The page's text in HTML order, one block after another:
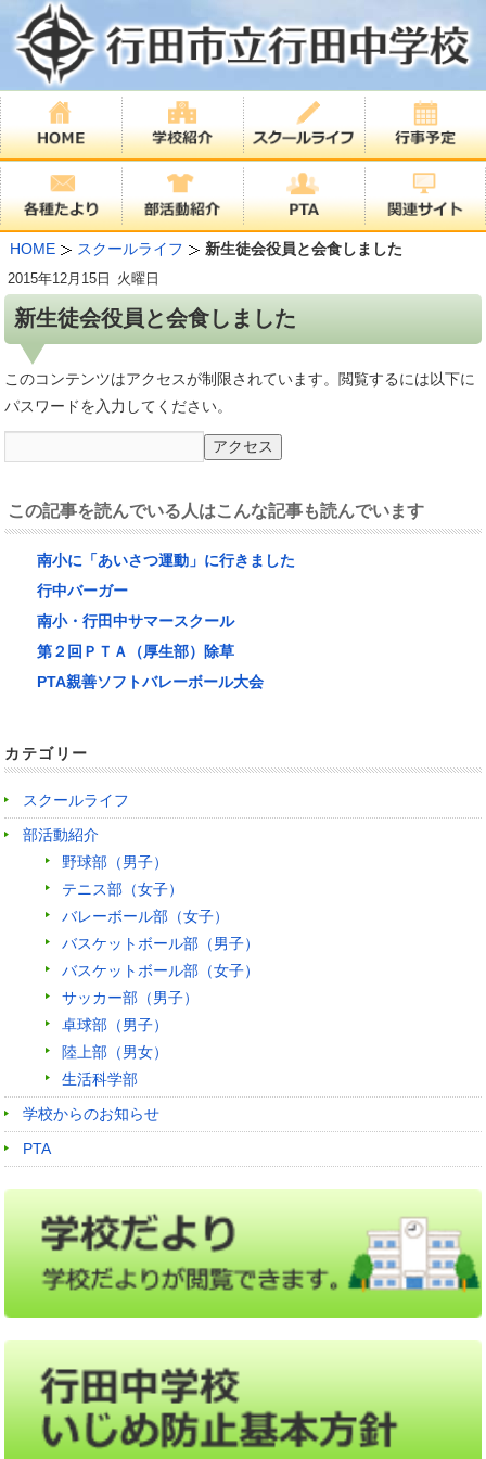
HOME スクールライフ 新生徒会役員と会食しました
新生徒会役員と会食しました
2015年12月15日 火曜日
このコンテンツはアクセスが制限されています。閲覧するには以下に
パスワードを入力してください。
この記事を読んでいる人はこんな記事も読んでいます
南小に「あいさつ運動」に行きました
行中バーガー
南小・行田中サマースクール
第２回ＰＴＡ（厚生部）除草
PTA親善ソフトバレーボール大会
カテゴリー
スクールライフ
部活動紹介
野球部（男子）
テニス部（女子）
バレーボール部（女子）
バスケットボール部（男子）
バスケットボール部（女子）
サッカー部（男子）
卓球部（男子）
陸上部（男女）
生活科学部
学校からのお知らせ
PTA